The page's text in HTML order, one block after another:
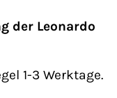
der Leonardo
1-3 Werktage.